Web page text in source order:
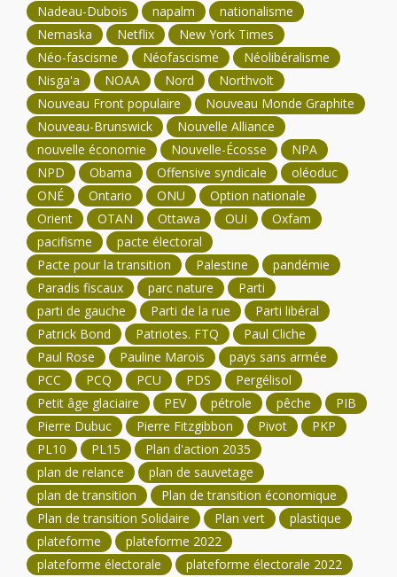
Nadeau-Dubois
napalm
nationalisme
Nemaska
Netflix
New York Times
Néo-fascisme
Néofascisme
Néolibéralisme
Nisga'a
NOAA Nord
Northvolt
Nouveau Front populaire
Nouveau Monde Graphite
Nouveau-Brunswick
Nouvelle Alliance
nouvelle économie
Nouvelle-Écosse
NPA
NPD
Obama Offensive syndicale
oléoduc
ONÉ
Ontario ONU
Option nationale
Orient
OTAN Ottawa OUI
Oxfam
pacifisme
pacte électoral
Pacte pour la transition
Palestine
pandémie
Paradis fiscaux
parc nature
Parti
parti de gauche
Parti de la rue
Parti libéral
Patrick Bond
Patriotes. FTQ
Paul Cliche
Paul Rose
Pauline Marois
pays sans armée
PCC
PCQ PCU PDS
Pergélisol
Petit âge glaciaire
PEV pétrole pêche
PIB
Pierre Dubuc
Pierre Fitzgibbon Pivot
PKP
PL10
PL15
Plan d'action 2035
plan de relance
plan de sauvetage
plan de transition
Plan de transition économique
Plan de transition Solidaire
Plan vert
plastique
plateforme
plateforme 2022
plateforme électorale
plateforme électorale 2022